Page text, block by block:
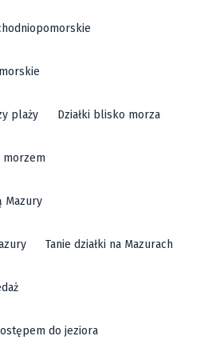
plaży Działki blisko morza
morzem
Mazury
Tanie działki na Mazurach
do jeziora